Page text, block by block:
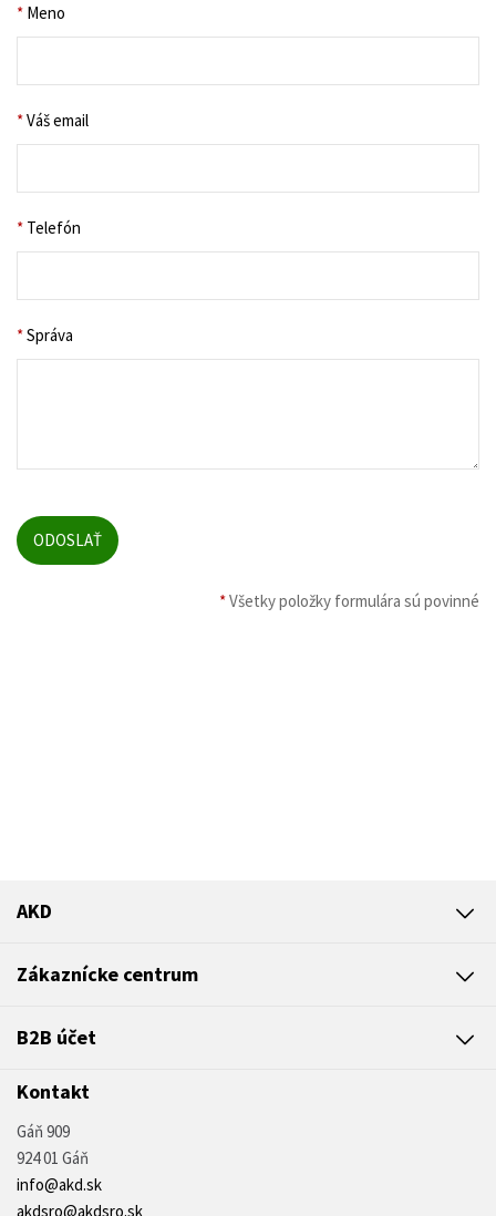
* Meno
*Váš email
* Telefón
*Správa
*Všetky položky formulára sú povinné
AKD
Zákaznícke centrum
B2B účet
Kontakt
Gáň 909
924 01 Gáň
info@akd.sk
akdsro@akdsro.sk